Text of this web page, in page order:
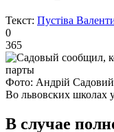
Текст: Пустіва
0
365
Фото: Андрій
Во львовских школах
В случае